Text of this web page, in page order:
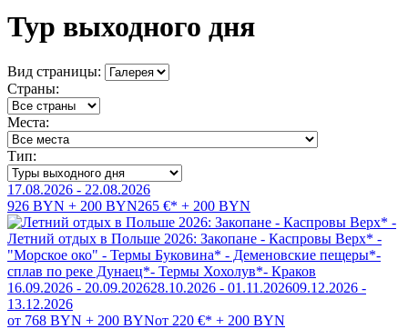
Тур выходного дня
Вид страницы:
Страны:
Места:
Тип:
17.08.2026 - 22.08.2026
926 BYN + 200 BYN265 €* + 200 BYN
Летний отдых в Польше 2026: Закопане - Каспровы Верх* -
"Морское око" - Термы Буковина* - Деменовские пещеры*-
сплав по реке Дунаец*- Термы Хохолув*- Краков
16.09.2026 - 20.09.202628.10.2026 - 01.11.202609.12.2026 -
13.12.2026
от 768 BYN + 200 BYNот 220 €* + 200 BYN